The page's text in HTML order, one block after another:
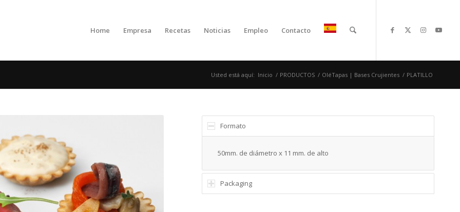
Home Empresa Recetas Noticias Empleo Contacto
Usted está aquí: Inicio / PRODUCTOS / OléTapas | Bases Crujientes / PLATILLO
Formato
50mm. de diámetro x 11 mm. de alto
Packaging